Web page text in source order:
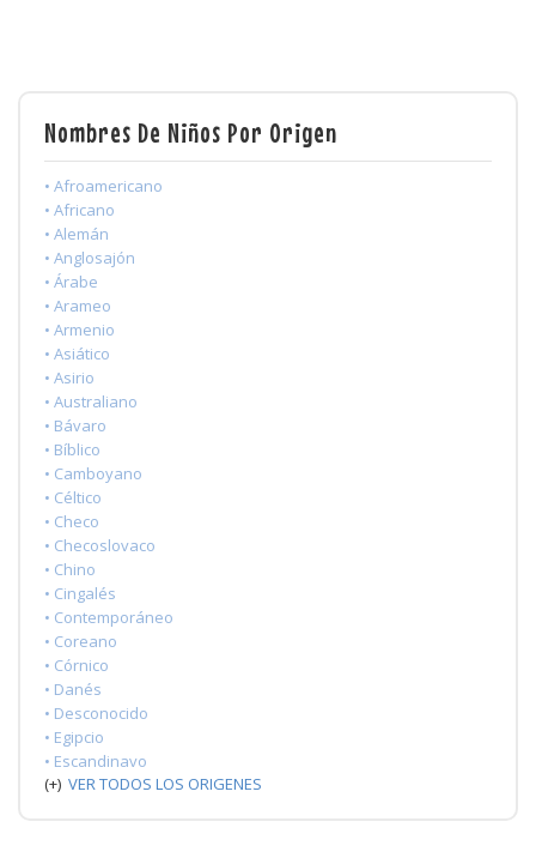
Nombres De Niños Por Origen
• Afroamericano
• Africano
• Alemán
• Anglosajón
• Árabe
• Arameo
• Armenio
• Asiático
• Asirio
• Australiano
• Bávaro
• Bíblico
• Camboyano
• Céltico
• Checo
• Checoslovaco
• Chino
• Cingalés
• Contemporáneo
• Coreano
• Córnico
• Danés
• Desconocido
• Egipcio
• Escandinavo
(+) VER TODOS LOS ORIGENES